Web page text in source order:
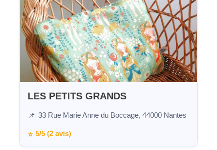
LES PETITS GRANDS
📌 33 Rue Marie Anne du Boccage, 44000 Nantes
⭐ 5/5 (2 avis)